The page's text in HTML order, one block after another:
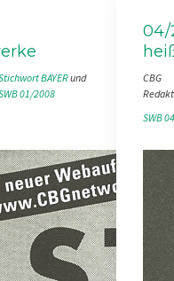
BAYER
und
01/2008
04/
CBG
SWB